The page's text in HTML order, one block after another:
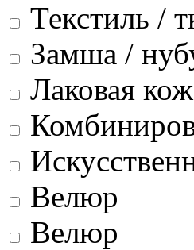
Текстиль /
Замша /
Лаковая
Велюр
Велюр